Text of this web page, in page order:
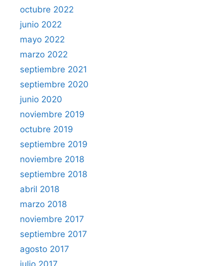
octubre 2022
junio 2022
mayo 2022
marzo 2022
septiembre 2021
septiembre 2020
junio 2020
noviembre 2019
octubre 2019
septiembre 2019
noviembre 2018
septiembre 2018
abril 2018
marzo 2018
noviembre 2017
septiembre 2017
agosto 2017
julio 2017